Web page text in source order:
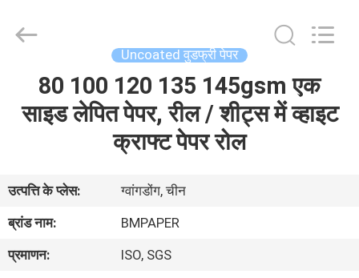
हमारे
बारे
में
CO.,LTD.
Uncoated वुडफ्री पेपर
80 100 120 135 145gsm एक
साइड लेपित पेपर, रील / शीट्स में व्हाइट
क्राफ्ट पेपर रोल
उत्पत्ति के प्लेस:
ग्वांगडोंग, चीन
ब्रांड नाम:
BMPAPER
प्रमाणन:
ISO, SGS